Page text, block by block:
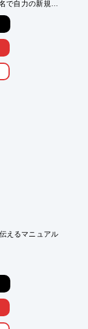
で自力の新規顧
介中心から全国
ついても
ください。
えるマニュアル
紙、PDFベース
対応していま
ログ、SPツール